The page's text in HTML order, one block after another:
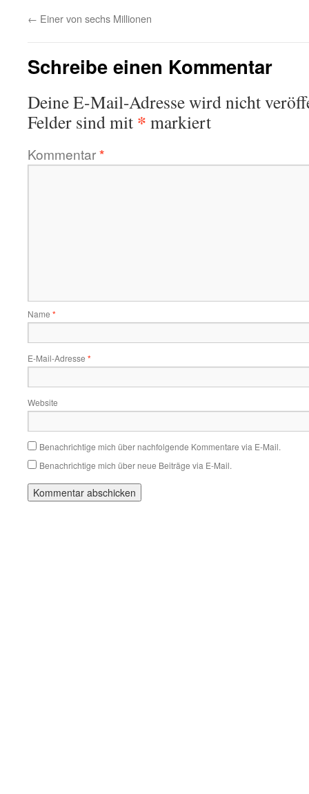
← Einer von sechs Millionen
Schreibe einen Kommentar
Deine E-Mail-Adresse wird nicht
Felder sind mit * markiert
Kommentar*
Name *
E-Mail-Adresse *
Website
Benachrichtige mich über nachfolgende Kommentare via E-Mail.
Benachrichtige mich über neue Beiträge via E-Mail.